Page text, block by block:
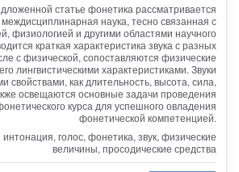
статье фонетика рассматривается
междисциплинарная наука, тесно связанная с
физиологией и другими областями научного
краткая характеристика звука с разных
с физической, сопоставляются физические
лингвистическими характеристиками. Звуки
свойствами, как длительность, высота, сила,
освещаются основные задачи проведения
курса для успешного овладения
фонетической компетенцией.
интонация, голос, фонетика, звук, физические
величины, просодические средства